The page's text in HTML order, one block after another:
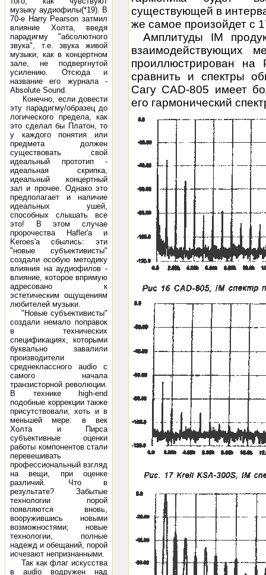
музыку аудиофилы(*19). В
70-е Harry Pearson затмил
влияние Холта, введя
парадигму "абсолютного
звука", т.е. звука живой
музыки, как в концертном
зале, не подвергнутой
усилению. Отсюда и
название его журнала -
Absolute Sound.
Конечно, если довести
эту парадигму/образец до
логического предела, как
это сделал бы Платон, то
у каждого понятия или
предмета должен
существовать свой
идеальный прототип -
идеальная скрипка,
идеальный концертный
зал и прочее. Однако это
предполагает и наличие
идеальных ушей,
способных слышать все
это! В этом случае
пророчества Hafler'a и
Keroes'a сбылись: эти
"новые субъективисты"
создали особую методику
влияния на аудиофилов -
влияние, которое впрямую
адресовано к
эстетическим ощущениям
любителей музыки.
"Новые субъективисты"
создали немало поправок
в технических
спецификациях, которыми
буквально завалили
производители
среднеклассного audio с
самого начала
транзисторной революции.
В технике high-end
подобные коррекции также
присутствовали, хоть и в
меньшей мере: в век
Холта и Пирса
субъективные оценки
работы компонентов стали
перевешивать
профессиональный взгляд
на вещи, при оценке
различий. Что в
результате? Забытые
технологии порой
появляются вновь,
вооружившись новыми
возможностями; новые
технологии, полные
надежд и обещаний, порой
исчезают непризнанными.
Так как флаг искусства
в audio водружен над
существующей в
же самое произойдет с
Амплитуды IM
взаимодействующих
проиллюстрирован
сравнить и спектры
Сагу CAD-805 имеет
его гармонический